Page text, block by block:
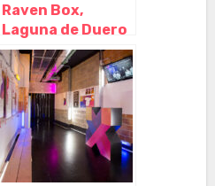
Raven Box,
Laguna de Duero
– Valladolid